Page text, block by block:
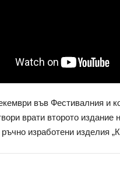
във Фестивалния и
врати второто издание
изработени изделия